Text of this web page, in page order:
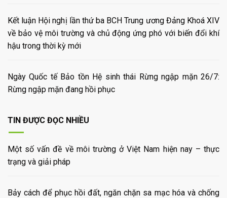
Kết luận Hội nghị lần thứ ba BCH Trung ương Đảng Khoá XIV
về bảo vệ môi trường và chủ động ứng phó với biến đổi khí
hậu trong thời kỳ mới
Ngày Quốc tế Bảo tồn Hệ sinh thái Rừng ngập mặn 26/7:
Rừng ngập mặn đang hồi phục
TIN ĐƯỢC ĐỌC NHIỀU
Một số vấn đề về môi trường ở Việt Nam hiện nay – thực
trạng và giải pháp
Bảy cách để phục hồi đất, ngăn chặn sa mạc hóa và chống